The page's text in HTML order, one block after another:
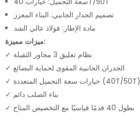
تصميم الجدار الجانبي: البناء المعزز
مادة الإطار: فولاذ عالي الشد
ميزات مميزة:
✓ نظام تعليق 3 محاور الثقيلة
✓ الجدران الجانبية المقوى لحماية البضائع
✓ خيارات سعة التحميل المتعددة (40T/50T)
✓ بناء الصلب دائم
✓ بطول 40 قدمًا قياسيًا مع التخصيص المتاح